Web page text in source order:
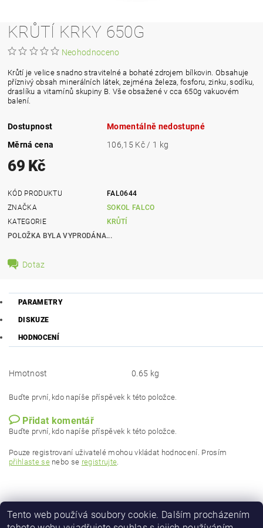
KRŮTÍ KRKY 650G
Neohodnoceno
Krůtí je velice snadno stravitelné a bohaté zdrojem bílkovin. Obsahuje
příznivý obsah minerálních látek, zejména železa, fosforu, zinku, sodíku,
draslíku a vitamínů skupiny B. Vše obsažené v cca 650g vakuovém
balení.
Dostupnost
Momentálně nedostupné
Měrná cena
106,15 Kč / 1 kg
69 Kč
KÓD PRODUKTU
FAL0644
ZNAČKA
SOKOL FALCO
KATEGORIE
KRŮTÍ
POLOŽKA BYLA VYPRODÁNA...
Dotaz
PARAMETRY
DISKUZE
HODNOCENÍ
Hmotnost 0.65 kg
Buďte první, kdo napíše příspěvek k této položce.
Přidat komentář
Buďte první, kdo napíše příspěvek k této položce.
Pouze registrovaní uživatelé mohou vkládat hodnocení. Prosím
přihlaste senebo se registrujte.
Tento web používá soubory cookie. Dalším procházením